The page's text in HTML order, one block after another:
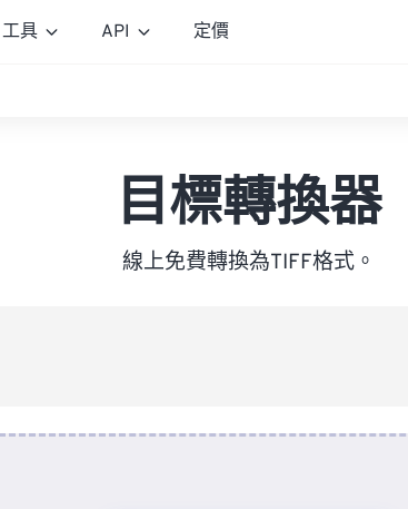
工具 API 定價
目標轉換器
線上免費轉換為TIFF格式。